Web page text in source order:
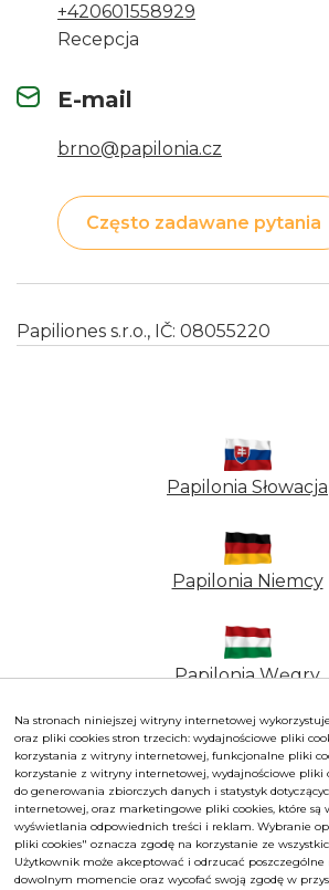
+420601558929
Recepcja
E-mail
brno@papilonia.cz
Często zadawane pytania
Papiliones s.r.o., IČ: 08055220
Lipno
Odkryj piękno
Karlowe
Odwiedź
Karlsztejn
Wejdź do
Ostrawa
Poznaj
Teplice
Odkryj
TYMCZASOWE
ZAMKNIĘCIE
Drodzy odwiedzający, mili
Z ciężkim sercem musimy
zakończyć swoją działalność.
podkreślić, że krok ten nie
ani nie został spowodowany
Praga nie straci swoich motyli. Już
pracujemy nad przygotowaniem
Papilonia Słowacja
Papilonia Niemcy
Papilonia Węgry
Jesteś zainteresowany
Często zadawane pytania|
Regulamin| Ustawienia
Franczyzodawca Papilonia s.r.o.,
Na stronach niniejszej witryny internetowej
oraz pliki cookies stron trzecich: wydajnościowe pliki
korzystania z witryny internetowej, funkcjonalne pliki
korzystanie z witryny internetowej, wydajnościowe pliki
do generowania zbiorczych danych i statystyk
internetowej, oraz marketingowe pliki cookies, które są
wyświetlania odpowiednich treści i reklam. Wybranie
pliki cookies" oznacza zgodę na korzystanie ze
Użytkownik może akceptować i odrzucać
dowolnym momencie oraz wycofać swoją zgodę w